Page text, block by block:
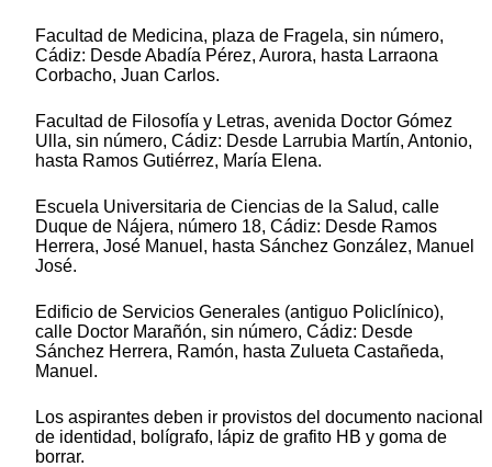
Facultad de Medicina, plaza de Fragela, sin número,
Cádiz: Desde Abadía Pérez, Aurora, hasta Larraona
Corbacho, Juan Carlos.
Facultad de Filosofía y Letras, avenida Doctor Gómez
Ulla, sin número, Cádiz: Desde Larrubia Martín, Antonio,
hasta Ramos Gutiérrez, María Elena.
Escuela Universitaria de Ciencias de la Salud, calle
Duque de Nájera, número 18, Cádiz: Desde Ramos
Herrera, José Manuel, hasta Sánchez González, Manuel
José.
Edificio de Servicios Generales (antiguo Policlínico),
calle Doctor Marañón, sin número, Cádiz: Desde
Sánchez Herrera, Ramón, hasta Zulueta Castañeda,
Manuel.
Los aspirantes deben ir provistos del documento nacional
de identidad, bolígrafo, lápiz de grafito HB y goma de
borrar.